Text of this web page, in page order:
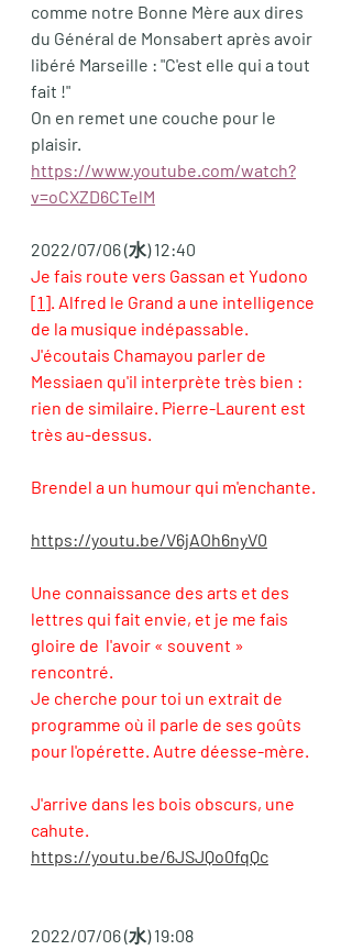
comme notre Bonne Mère aux dires
du Général de Monsabert après avoir
libéré Marseille : "C'est elle qui a tout
fait !"
On en remet une couche pour le
plaisir.
https://www.youtube.com/watch?
v=oCXZD6CTelM
2022/07/06 (水) 12:40
Je fais route vers Gassan et Yudono
[1]. Alfred le Grand a une intelligence
de la musique indépassable.
J'écoutais Chamayou parler de
Messiaen qu'il interprète très bien :
rien de similaire. Pierre-Laurent est
très au-dessus.
Brendel a un humour qui m'enchante.
https://youtu.be/V6jAOh6nyV0
Une connaissance des arts et des
lettres qui fait envie, et je me fais
gloire de  l'avoir « souvent »
rencontré.
Je cherche pour toi un extrait de
programme où il parle de ses goûts
pour l'opérette. Autre déesse-mère.
J'arrive dans les bois obscurs, une
cahute.
https://youtu.be/6JSJQo0fqQc
2022/07/06 (水) 19:08